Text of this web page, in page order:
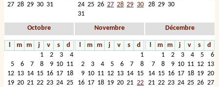
27 28 29 30 31
24 25 26 27 28 29 30
31
28 29 30
Octobre
m m j v s
d
1
2 3
4
5
6 7 8 9 10 11
12 13 14 15 16 17 18
19 20 21 22 23 24 25
Novembre
m m j v s
d
1
2
3 4 5 6 7
8
9 10 11 12 13 14 15
16 17 18 19 20 21 22
Décembre
m m j v s
d
1
2 3 4 5
6
7
8 9 10 11 12 13
14 15 16 17 18 19 20
21 22 23 24 25 26 27